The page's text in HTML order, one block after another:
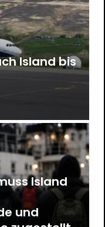
Island bis
Island
und